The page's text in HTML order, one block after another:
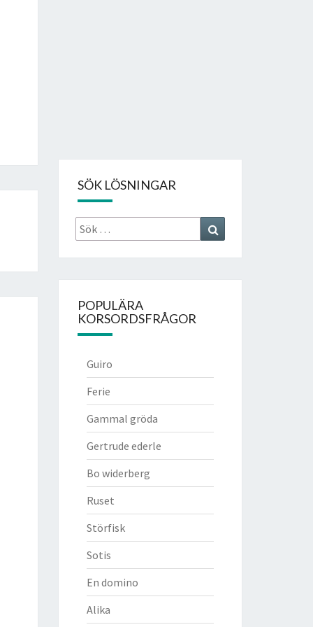
SÖK LÖSNINGAR
Sök
efter:
POPULÄRA
KORSORDSFRÅGOR
Guiro
Ferie
Gammal gröda
Gertrude ederle
Bo widerberg
Ruset
Störfisk
Sotis
En domino
Alika